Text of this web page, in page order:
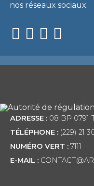
nos réseaux sociaux.
ADRESSE :08 BP 0791
TÉLÉPHONE :(229) 21
NUMÉRO VERT :7111
E-MAIL :